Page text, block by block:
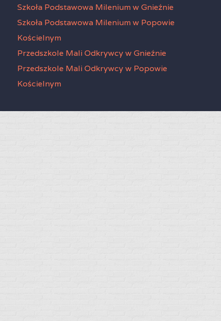
Szkoła Podstawowa Milenium w Gnieźnie
Szkoła Podstawowa Milenium w Popowie
Kościelnym
Przedszkole Mali Odkrywcy w Gnieźnie
Przedszkole Mali Odkrywcy w Popowie
Kościelnym